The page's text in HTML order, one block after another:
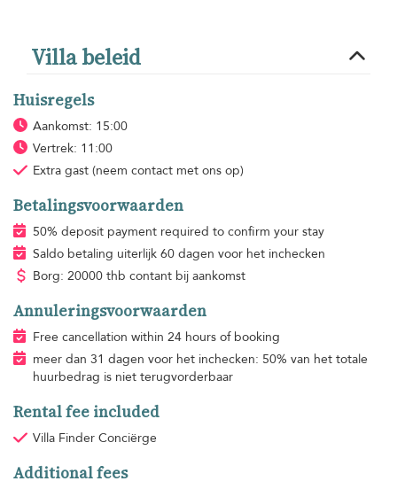
Villa beleid
Huisregels
Aankomst: 15:00
Vertrek: 11:00
Extra gast (neem contact met ons op)
Betalingsvoorwaarden
50% deposit payment required to confirm your stay
Saldo betaling uiterlijk 60 dagen voor het inchecken
Borg: 20000 thb contant bij aankomst
Annuleringsvoorwaarden
Free cancellation within 24 hours of booking
meer dan 31 dagen voor het inchecken: 50% van het totale
huurbedrag is niet terugvorderbaar
Rental fee included
Villa Finder Conciërge
Additional fees